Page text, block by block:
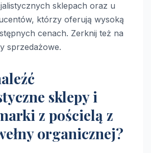
sklepach oraz u
którzy oferują wysoką
cenach. Zerknij też na
sprzedażowe.
sklepy i
z pościelą z
organicznej?